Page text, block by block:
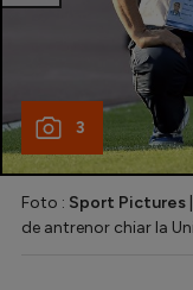
3
Foto : Sport Pictures
de antrenor chiar la